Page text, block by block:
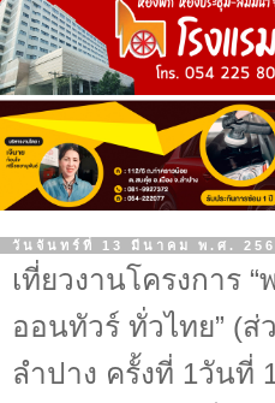
วันจันทร์ที่ 13 มีนาคม พ.ศ.
เที่ยวงานโครงการ
ออนทัวร์ ทั่วไทย” (
ลำปาง ครั้งที่ 1วันที่